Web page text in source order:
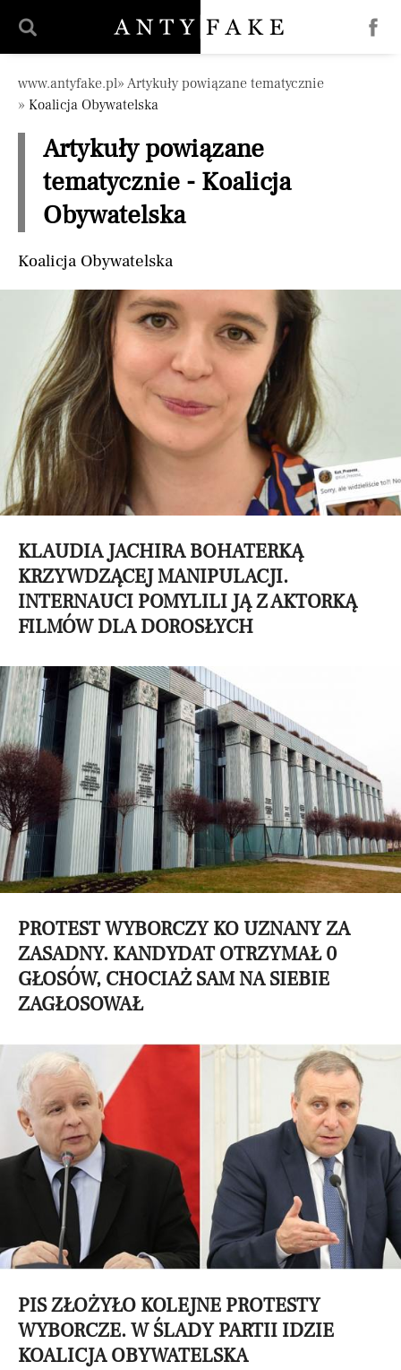
Pomiń nawigację
www.antyfake.pl Artykuły powiązane tematycznie
Koalicja Obywatelska
Artykuły powiązane
tematycznie - Koalicja
Obywatelska
Koalicja Obywatelska
KLAUDIA JACHIRA BOHATERKĄ
KRZYWDZĄCEJ MANIPULACJI.
INTERNAUCI POMYLILI JĄ Z AKTORKĄ
FILMÓW DLA DOROSŁYCH
PROTEST WYBORCZY KO UZNANY ZA
ZASADNY. KANDYDAT OTRZYMAŁ 0
GŁOSÓW, CHOCIAŻ SAM NA SIEBIE
ZAGŁOSOWAŁ
PIS ZŁOŻYŁO KOLEJNE PROTESTY
WYBORCZE. W ŚLADY PARTII IDZIE
KOALICJA OBYWATELSKA